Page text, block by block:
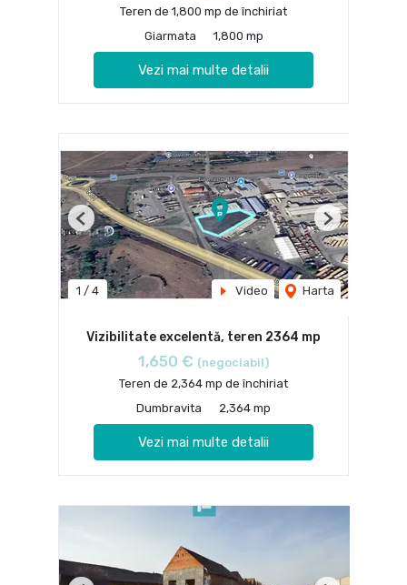
Teren de 1,800 mp de închiriat
Giarmata
1,800 mp
Vezi mai multe detalii
1 / 4 Video Harta
Previous Next
Vizibilitate excelentă, teren 2364 mp
1,650 € (negociabil)
Teren de 2,364 mp de închiriat
Dumbravita
2,364 mp
Vezi mai multe detalii